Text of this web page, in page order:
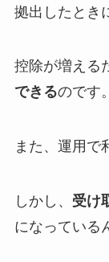
拠出したとき
控除が増える
できるのです。
また、運用で
しかし、 受け
になっている